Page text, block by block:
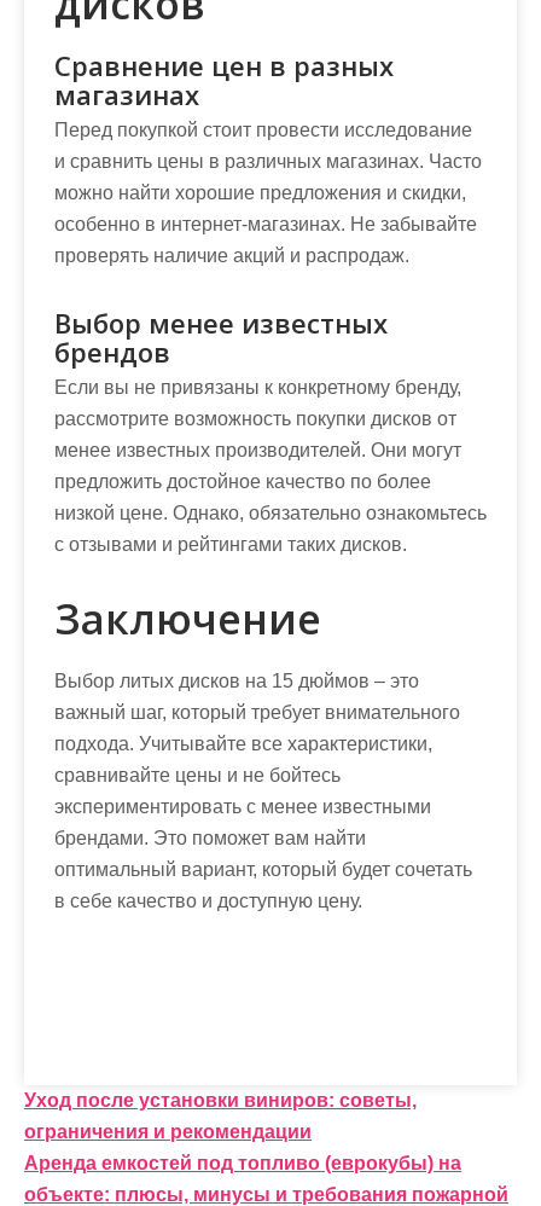
Сравнение цен в разных
магазинах
Перед покупкой стоит провести исследование
и сравнить цены в различных магазинах. Часто
можно найти хорошие предложения и скидки,
особенно в интернет-магазинах. Не забывайте
проверять наличие акций и распродаж.
Выбор менее известных
брендов
Если вы не привязаны к конкретному бренду,
рассмотрите возможность покупки дисков от
менее известных производителей. Они могут
предложить достойное качество по более
низкой цене. Однако, обязательно ознакомьтесь
с отзывами и рейтингами таких дисков.
Заключение
Выбор литых дисков на 15 дюймов – это
важный шаг, который требует внимательного
подхода. Учитывайте все характеристики,
сравнивайте цены и не бойтесь
экспериментировать с менее известными
брендами. Это поможет вам найти
оптимальный вариант, который будет сочетать
в себе качество и доступную цену.
Н
а
Уход после установки виниров: советы,
ограничения и рекомендации
Аренда емкостей под топливо (еврокубы) на
объекте: плюсы, минусы и требования пожарной